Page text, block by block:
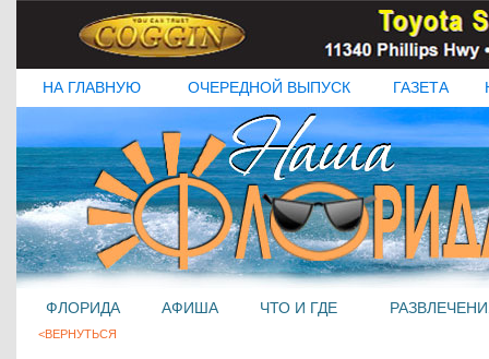
НА ГЛАВНУЮ ОЧЕРЕДНОЙ ВЫПУСК ГАЗЕТА
ФЛОРИДА АФИША ЧТО И ГДЕ
<ВЕРНУТЬСЯ